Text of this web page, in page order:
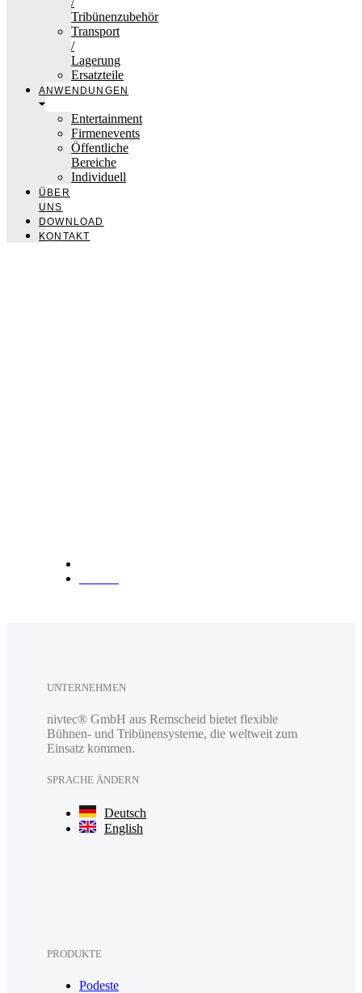
Tribünenzubehör
Transport
/
Lagerung
Ersatzteile
ANWENDUNGEN
Entertainment
Firmenevents
Öffentliche
Bereiche
Individuell
ÜBER
UNS
DOWNLOAD
KONTAKT
UNTERNEHMEN
nivtec® GmbH aus Remscheid bietet flexible
Bühnen- und Tribünensysteme, die weltweit zum
Einsatz kommen.
SPRACHE ÄNDERN
Deutsch
English
PRODUKTE
Podeste